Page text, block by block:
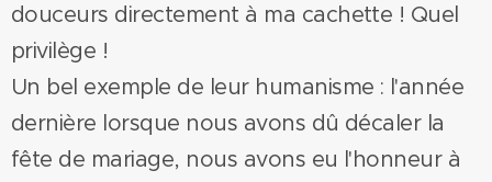
douceurs directement à ma cachette ! Quel
privilège !
Un bel exemple de leur humanisme : l'année
dernière lorsque nous avons dû décaler la
fête de mariage, nous avons eu l'honneur à